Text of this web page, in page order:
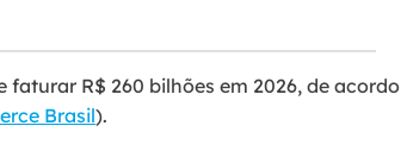
R$ 260 bilhões em 2026, de acordo
Brasil).